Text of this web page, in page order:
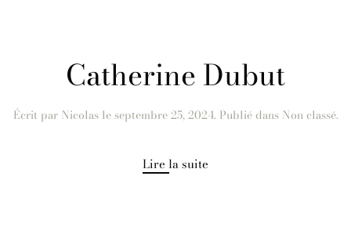
Catherine Dubut
Écrit par Nicolasleseptembre 25, 2024. Publié dans Non classé.
Lire la suite